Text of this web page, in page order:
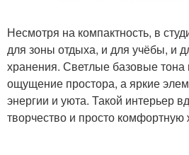
Несмотря на компактность, в
для зоны отдыха, и для учёбы, и
хранения. Светлые базовые тона
ощущение простора, а яркие
энергии и уюта. Такой интерьер
творчество и просто комфортную